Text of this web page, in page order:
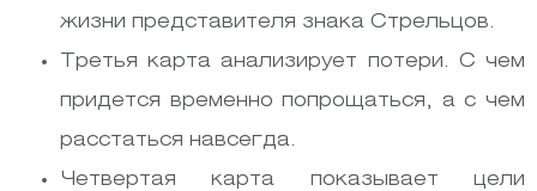
жизни представителя знака Стрельцов.
Третья карта анализирует потери. С чем
придется временно попрощаться, а с чем
расстаться навсегда.
Четвертая карта показывает цели